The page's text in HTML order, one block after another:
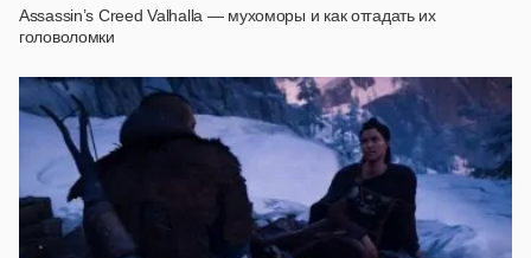
Assassin’s Creed Valhalla — мухоморы и как отгадать их
головоломки